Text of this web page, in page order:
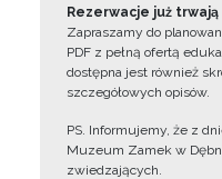
Rezerwacje już trwają
Zapraszamy do
PDF z pełną ofertą
dostępna jest również
szczegółowych opisów.
PS. Informujemy, że z
Muzeum Zamek w
zwiedzających.